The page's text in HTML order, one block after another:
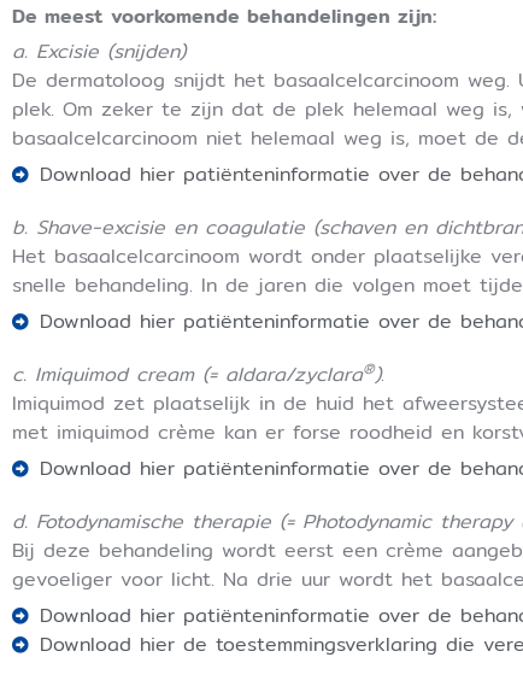
De meest voorkomende behandelingen zijn:
a. Excisie (snijden)
De dermatoloog snijdt het basaalcelcarcinoom
plek. Om zeker te zijn dat de plek helemaal weg
basaalcelcarcinoom niet helemaal weg is, moet de
Download hier patiënteninformatie over de
b. Shave-excisie en coagulatie (schaven en
Het basaalcelcarcinoom wordt onder plaatselijke
snelle behandeling. In de jaren die volgen moet
Download hier patiënteninformatie over de
c. Imiquimod cream (= aldara/zyclara®).
Imiquimod zet plaatselijk in de huid het
met imiquimod crème kan er forse roodheid en
Download hier patiënteninformatie over de
d. Fotodynamische therapie (= Photodynamic therapy
Bij deze behandeling wordt eerst een crème
gevoeliger voor licht. Na drie uur wordt het
Download hier patiënteninformatie over de
Download hier de toestemmingsverklaring die